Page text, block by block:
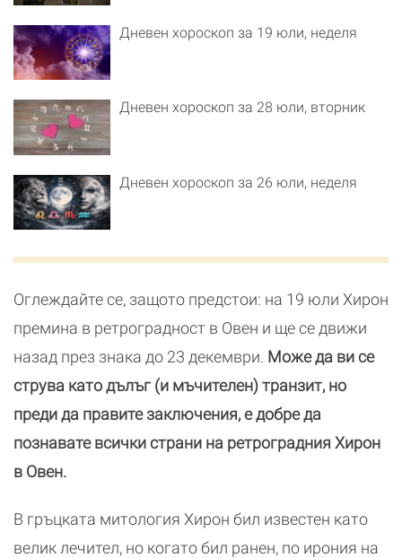
Дневен хороскоп за 19 юли, неделя
Дневен хороскоп за 28 юли, вторник
Дневен хороскоп за 26 юли, неделя
Оглеждайте се, защото предстои: на 19 юли Хирон
премина в ретроградност в Овен и ще се движи
назад през знака до 23 декември. Може да ви се
струва като дълъг (и мъчителен) транзит, но
преди да правите заключения, е добре да
познавате всички страни на ретроградния Хирон
в Овен.
В гръцката митология Хирон бил известен като
велик лечител, но когато бил ранен, по ирония на